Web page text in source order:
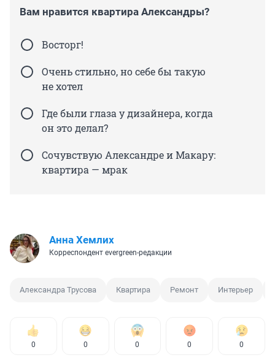
Вам нравится квартира Александры?
Восторг!
Очень стильно, но себе бы такую
не хотел
Где были глаза у дизайнера, когда
он это делал?
Сочувствую Александре и Макару:
квартира — мрак
Анна Хемлих
Корреспондент evergreen-редакции
Александра Трусова Квартира Ремонт Интерьер
0 0 0 0 0